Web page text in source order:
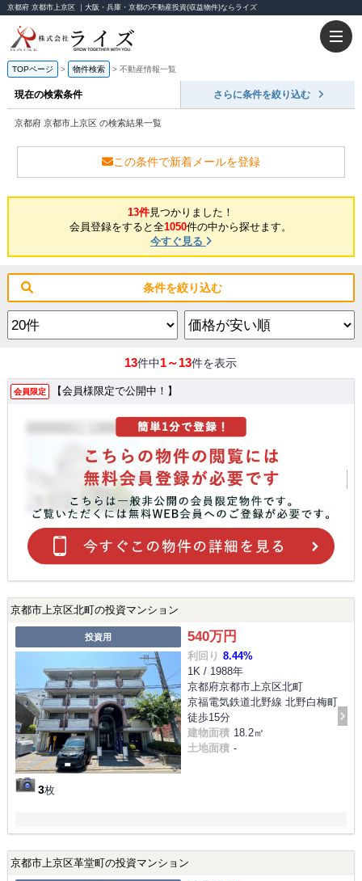
京都府 京都市上京区 ｜大阪・兵庫・京都の不動産投資(収益物件)ならライズ
TOPページ 物件検索 不動産情報一覧
現在の検索条件 さらに条件を絞り込む
京都府 京都市上京区 の検索結果一覧
この条件で新着メールを登録
13件見つかりました！
会員登録をすると全1050件の中から探せます。
今すぐ見る
条件を絞り込む
13件中1～13件を表示
会員限定 【会員様限定で公開中！】
京都市上京区北町の投資マンション
投資用
3枚
540万円
利回り 8.44%
1K / 1988年
京都府京都市上京区北町
京福電気鉄道北野線 北野白梅町
徒歩15分
建物面積 18.2㎡
土地面積 -
京都市上京区革堂町の投資マンション